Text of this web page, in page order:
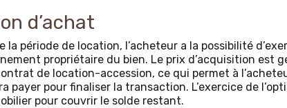
d’achat
la période de location, l’acheteur a la possibilité
propriétaire du bien. Le prix d’acquisition est
de location-accession, ce qui permet à
payer pour finaliser la transaction. L’exercice de
pour couvrir le solde restant.